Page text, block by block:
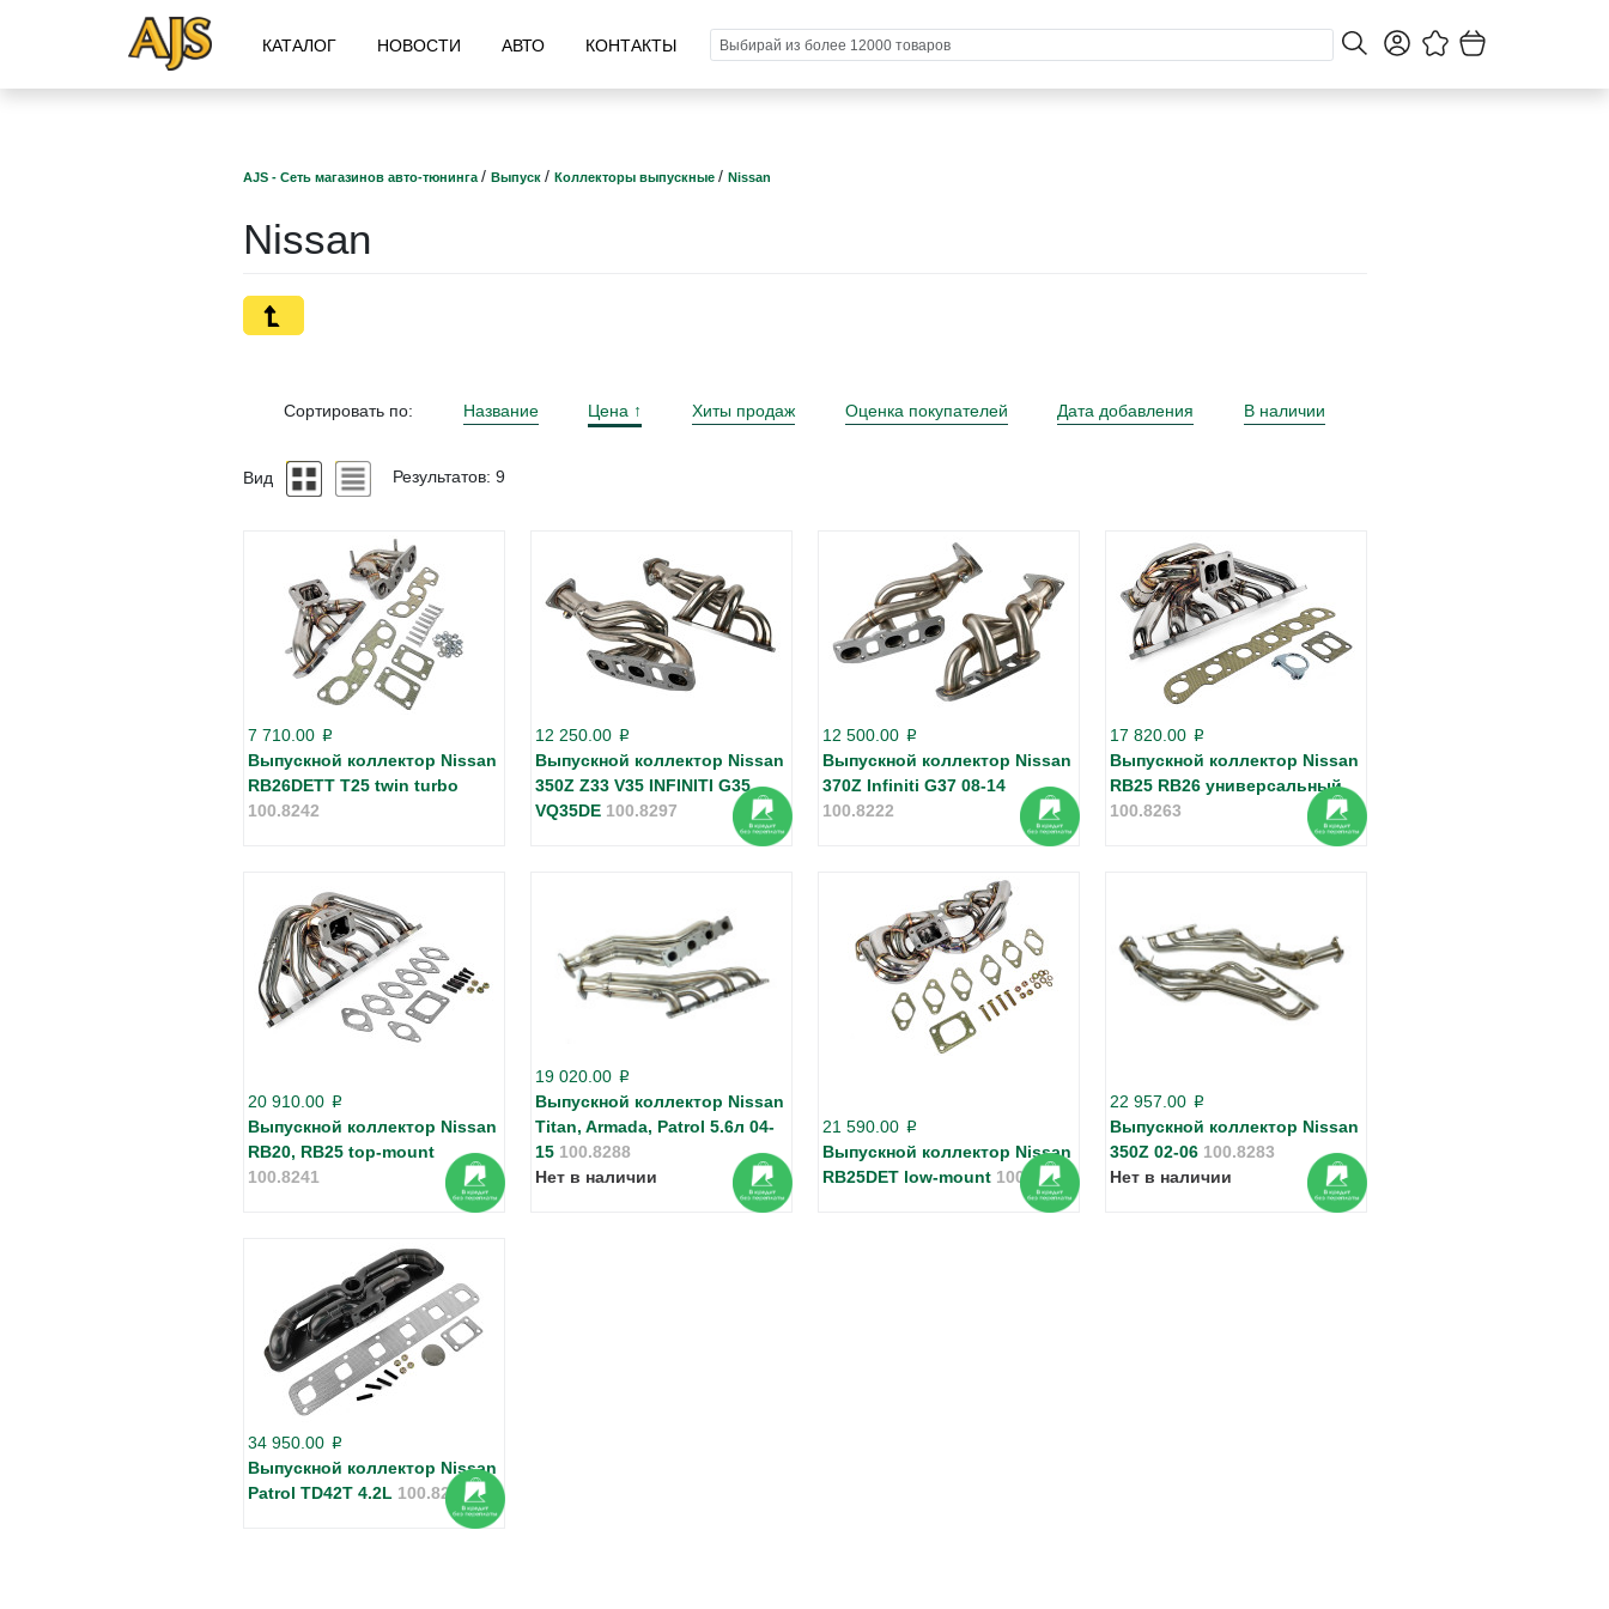
КАТАЛОГ НОВОСТИ АВТО КОНТАКТЫ
AJS - Сеть магазинов авто-тюнинга / Выпуск / Коллекторы выпускные / Nissan
Nissan
Сортировать по: Название Цена Хиты продаж Оценка покупателей Дата добавления В наличии
Вид Результатов: 9
7 710.00 p
Выпускной коллектор Nissan
RB26DETT T25 twin turbo
100.8242
12 250.00 p
Выпускной коллектор Nissan
350Z Z33 V35 INFINITI G35
VQ35DE 100.8297
12 500.00 p
Выпускной коллектор Nissan
370Z Infiniti G37 08-14
100.8222
17 820.00 p
Выпускной коллектор Nissan
RB25 RB26 универсальный
100.8263
20 910.00 p
Выпускной коллектор Nissan
RB20, RB25 top-mount
100.8241
19 020.00 p
Выпускной коллектор Nissan
Titan, Armada, Patrol 5.6л 04-
15 100.8288
Нет в наличии
21 590.00 p
Выпускной коллектор Nissan
RB25DET low-mount 100.8240
22 957.00 p
Выпускной коллектор Nissan
350Z 02-06 100.8283
Нет в наличии
34 950.00 p
Выпускной коллектор Nissan
Patrol TD42T 4.2L 100.8220